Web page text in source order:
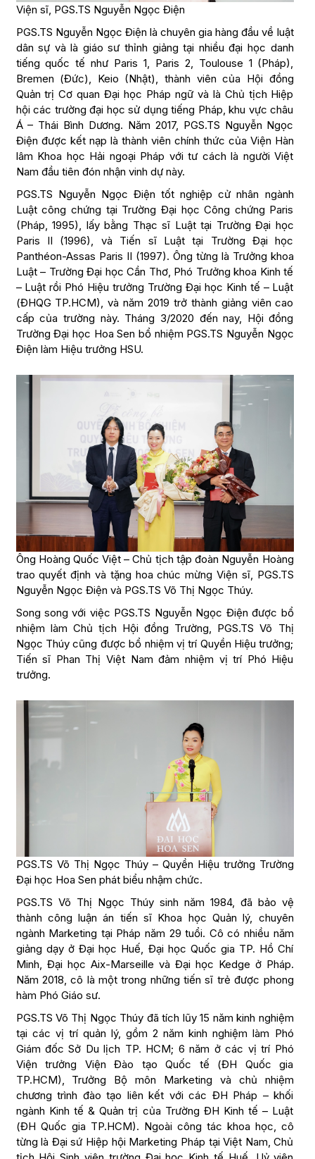
Viện sĩ, PGS.TS Nguyễn Ngọc Điện
PGS.TS Nguyễn Ngọc Điện là chuyên gia hàng đầu về luật
dân sự và là giáo sư thỉnh giảng tại nhiều đại học danh
tiếng quốc tế như Paris 1, Paris 2, Toulouse 1 (Pháp),
Bremen (Đức), Keio (Nhật), thành viên của Hội đồng
Quản trị Cơ quan Đại học Pháp ngữ và là Chủ tịch Hiệp
hội các trường đại học sử dụng tiếng Pháp, khu vực châu
Á – Thái Bình Dương. Năm 2017, PGS.TS Nguyễn Ngọc
Điện được kết nạp là thành viên chính thức của Viện Hàn
lâm Khoa học Hải ngoại Pháp với tư cách là người Việt
Nam đầu tiên đón nhận vinh dự này.
PGS.TS Nguyễn Ngọc Điện tốt nghiệp cử nhân ngành
Luật công chứng tại Trường Đại học Công chứng Paris
(Pháp, 1995), lấy bằng Thạc sĩ Luật tại Trường Đại học
Paris II (1996), và Tiến sĩ Luật tại Trường Đại học
Panthéon-Assas Paris II (1997). Ông từng là Trưởng khoa
Luật – Trường Đại học Cần Thơ, Phó Trưởng khoa Kinh tế
– Luật rồi Phó Hiệu trưởng Trường Đại học Kinh tế – Luật
(ĐHQG TP.HCM), và năm 2019 trở thành giảng viên cao
cấp của trường này. Tháng 3/2020 đến nay, Hội đồng
Trường Đại học Hoa Sen bổ nhiệm PGS.TS Nguyễn Ngọc
Điện làm Hiệu trưởng HSU.
Ông Hoàng Quốc Việt – Chủ tịch tập đoàn Nguyễn Hoàng
trao quyết định và tặng hoa chúc mừng Viện sĩ, PGS.TS
Nguyễn Ngọc Điện và PGS.TS Võ Thị Ngọc Thúy.
Song song với việc PGS.TS Nguyễn Ngọc Điện được bổ
nhiệm làm Chủ tịch Hội đồng Trường, PGS.TS Võ Thị
Ngọc Thúy cũng được bổ nhiệm vị trí Quyền Hiệu trưởng;
Tiến sĩ Phan Thị Việt Nam đảm nhiệm vị trí Phó Hiệu
trưởng.
PGS.TS Võ Thị Ngọc Thúy – Quyền Hiệu trưởng Trường
Đại học Hoa Sen phát biểu nhậm chức.
PGS.TS Võ Thị Ngọc Thúy sinh năm 1984, đã bảo vệ
thành công luận án tiến sĩ Khoa học Quản lý, chuyên
ngành Marketing tại Pháp năm 29 tuổi. Cô có nhiều năm
giảng dạy ở Đại học Huế, Đại học Quốc gia TP. Hồ Chí
Minh, Đại học Aix-Marseille và Đại học Kedge ở Pháp.
Năm 2018, cô là một trong những tiến sĩ trẻ được phong
hàm Phó Giáo sư.
PGS.TS Võ Thị Ngọc Thúy đã tích lũy 15 năm kinh nghiệm
tại các vị trí quản lý, gồm 2 năm kinh nghiệm làm Phó
Giám đốc Sở Du lịch TP. HCM; 6 năm ở các vị trí Phó
Viện trưởng Viện Đào tạo Quốc tế (ĐH Quốc gia
TP.HCM), Trưởng Bộ môn Marketing và chủ nhiệm
chương trình đào tạo liên kết với các ĐH Pháp – khối
ngành Kinh tế & Quản trị của Trường ĐH Kinh tế – Luật
(ĐH Quốc gia TP.HCM). Ngoài công tác khoa học, cô
từng là Đại sứ Hiệp hội Marketing Pháp tại Việt Nam, Chủ